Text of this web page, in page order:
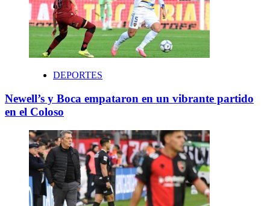
DEPORTES
Newell’s y Boca empataron en un vibrante partido
en el Coloso